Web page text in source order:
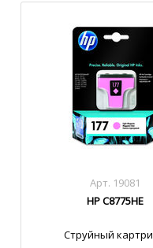
Арт. 19081
HP C8775HE
Струйный